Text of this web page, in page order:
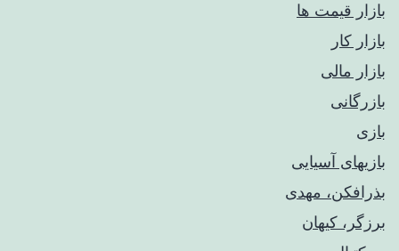
بازار قیمت ها
بازار کار
بازار مالی
بازرگانی
بازی
بازیهای آسیایی
بذرافکن، مهدی
برزگر، کیهان